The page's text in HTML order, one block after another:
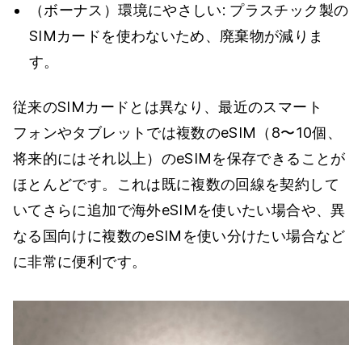
（ボーナス）環境にやさしい: プラスチック製の
SIMカードを使わないため、廃棄物が減りま
す。
従来のSIMカードとは異なり、最近のスマート
フォンやタブレットでは複数のeSIM（8〜10個、
将来的にはそれ以上）のeSIMを保存できることが
ほとんどです。これは既に複数の回線を契約して
いてさらに追加で海外eSIMを使いたい場合や、異
なる国向けに複数のeSIMを使い分けたい場合など
に非常に便利です。